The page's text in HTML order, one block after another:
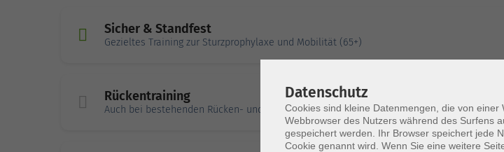
Sicher & Standfest
Gezieltes Training zur Sturzprophylaxe und Mobilität (65+)
Rückentraining
Auch bei bestehenden Rücken- und Gelenkbeschwerden
Datenschutz
Cookies sind kleine Datenmengen, die von einer
Webbrowser des Nutzers während des Surfens
gespeichert werden. Ihr Browser speichert jede
Cookie genannt wird. Wenn Sie eine weitere